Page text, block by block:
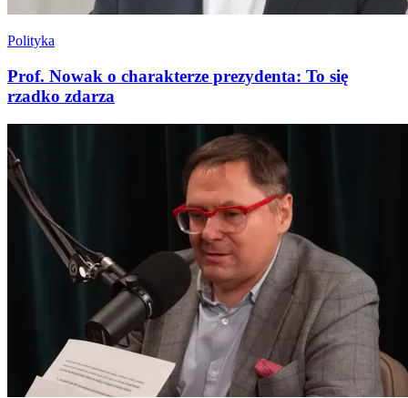
Polityka
Prof. Nowak o charakterze prezydenta: To się
rzadko zdarza